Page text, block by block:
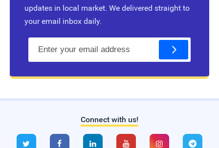
updates in local market. We delivered straight to
your email inbox daily.
l
Live Traffic Feed
A visitor from Singapore
viewed
இயற்கை முறையில் ஹேர் டை தயாரிப்பது…
Connect with us!
     